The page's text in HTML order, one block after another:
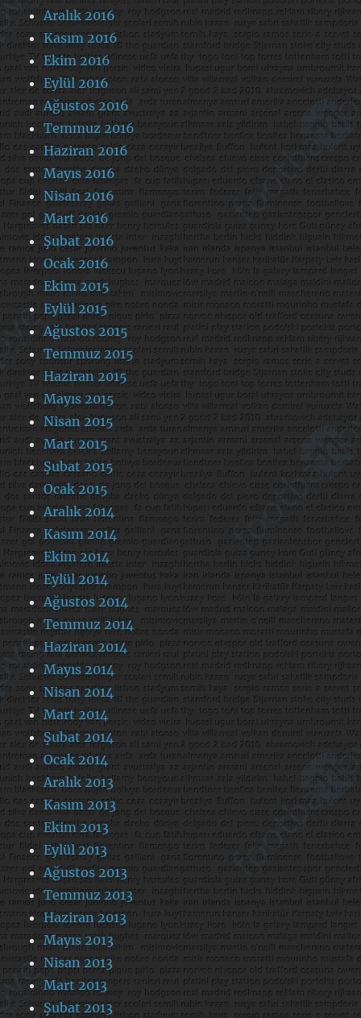
Aralık 2016
Kasım 2016
Ekim 2016
Eylül 2016
Ağustos 2016
Temmuz 2016
Haziran 2016
Mayıs 2016
Nisan 2016
Mart 2016
Şubat 2016
Ocak 2016
Ekim 2015
Eylül 2015
Ağustos 2015
Temmuz 2015
Haziran 2015
Mayıs 2015
Nisan 2015
Mart 2015
Şubat 2015
Ocak 2015
Aralık 2014
Kasım 2014
Ekim 2014
Eylül 2014
Ağustos 2014
Temmuz 2014
Haziran 2014
Mayıs 2014
Nisan 2014
Mart 2014
Şubat 2014
Ocak 2014
Aralık 2013
Kasım 2013
Ekim 2013
Eylül 2013
Ağustos 2013
Temmuz 2013
Haziran 2013
Mayıs 2013
Nisan 2013
Mart 2013
Şubat 2013